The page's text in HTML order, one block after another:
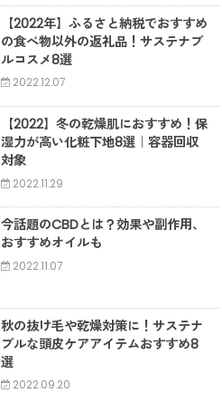
【2022年】ふるさと納税でおすすめ
の食べ物以外の返礼品！サステナブ
ルコスメ8選
2022.12.07
【2022】冬の乾燥肌におすすめ！保
湿力が高い化粧下地8選｜容器回収
対象
2022.11.29
今話題のCBDとは？効果や副作用、
おすすめオイルも
2022.11.07
秋の抜け毛や乾燥対策に！サステナ
ブルな頭皮ケアアイテムおすすめ8
選
2022.09.20